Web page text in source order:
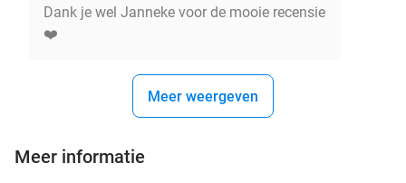
Dank je wel Janneke voor de mooie recensie
❤️
Meer weergeven
Meer informatie